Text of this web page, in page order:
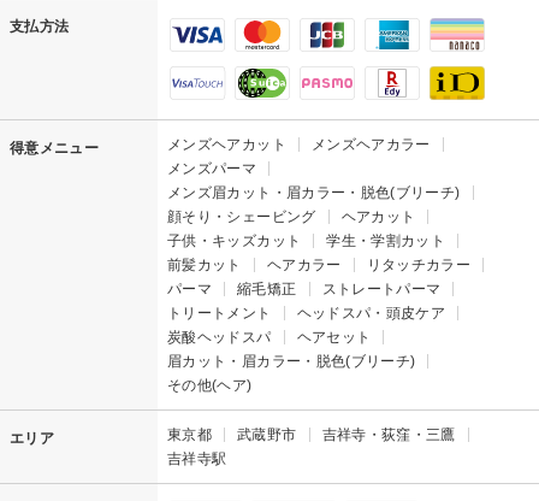
支払方法
得意メニュー メンズヘアカット
メンズヘアカラー
メンズパーマ
メンズ眉カット・眉カラー・脱色(ブリーチ)
顔そり・シェービング
ヘアカット
子供・キッズカット
学生・学割カット
前髪カット
ヘアカラー
リタッチカラー
パーマ
縮毛矯正
ストレートパーマ
トリートメント
ヘッドスパ・頭皮ケア
炭酸ヘッドスパ
ヘアセット
眉カット・眉カラー・脱色(ブリーチ)
その他(ヘア)
エリア 東京都 武蔵野市
吉祥寺・荻窪・三鷹
吉祥寺駅